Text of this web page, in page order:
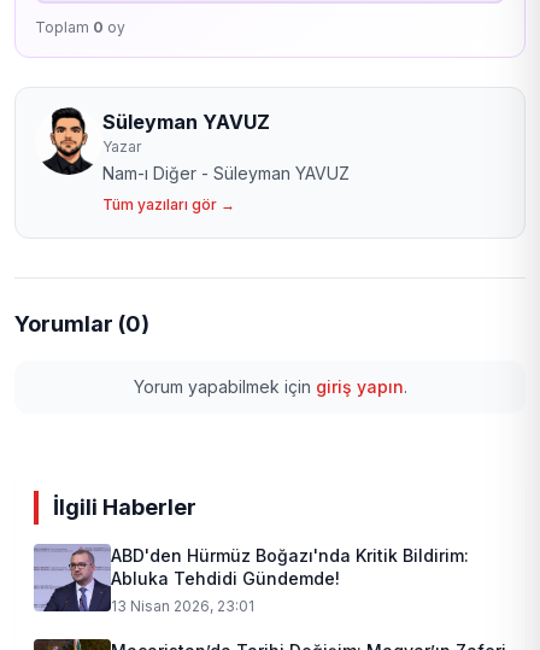
Toplam 0 oy
Süleyman YAVUZ
Yazar
Nam-ı Diğer - Süleyman YAVUZ
Tüm yazıları gör →
Yorumlar (0)
Yorum yapabilmek için giriş yapın.
İlgili Haberler
ABD'den Hürmüz Boğazı'nda Kritik Bildirim:
Abluka Tehdidi Gündemde!
13 Nisan 2026, 23:01